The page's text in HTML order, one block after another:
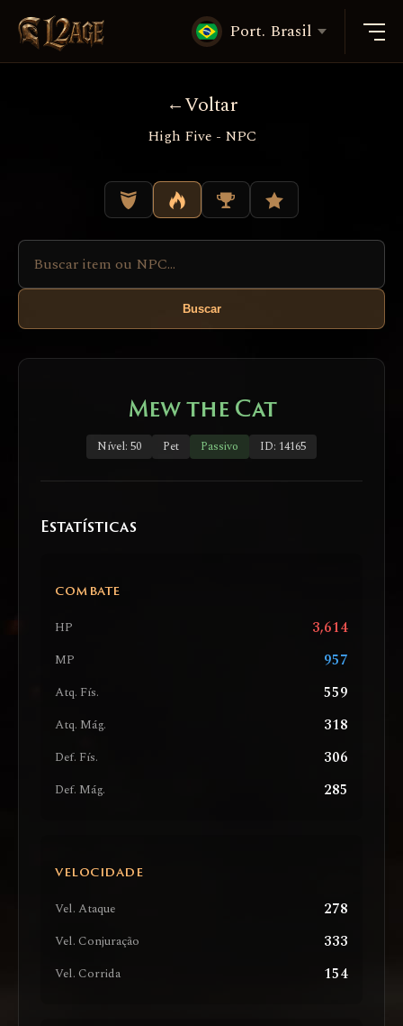
Port. Brasil
Voltar
High Five - NPC
Buscar
Mew the Cat
Nível: 50 Pet Passivo ID: 14165
Estatísticas
COMBATE
HP 3,614
MP 957
Atq. Fís. 559
Atq. Mág. 318
Def. Fís. 306
Def. Mág. 285
VELOCIDADE
Vel. Ataque 278
Vel. Conjuração 333
Vel. Corrida 154